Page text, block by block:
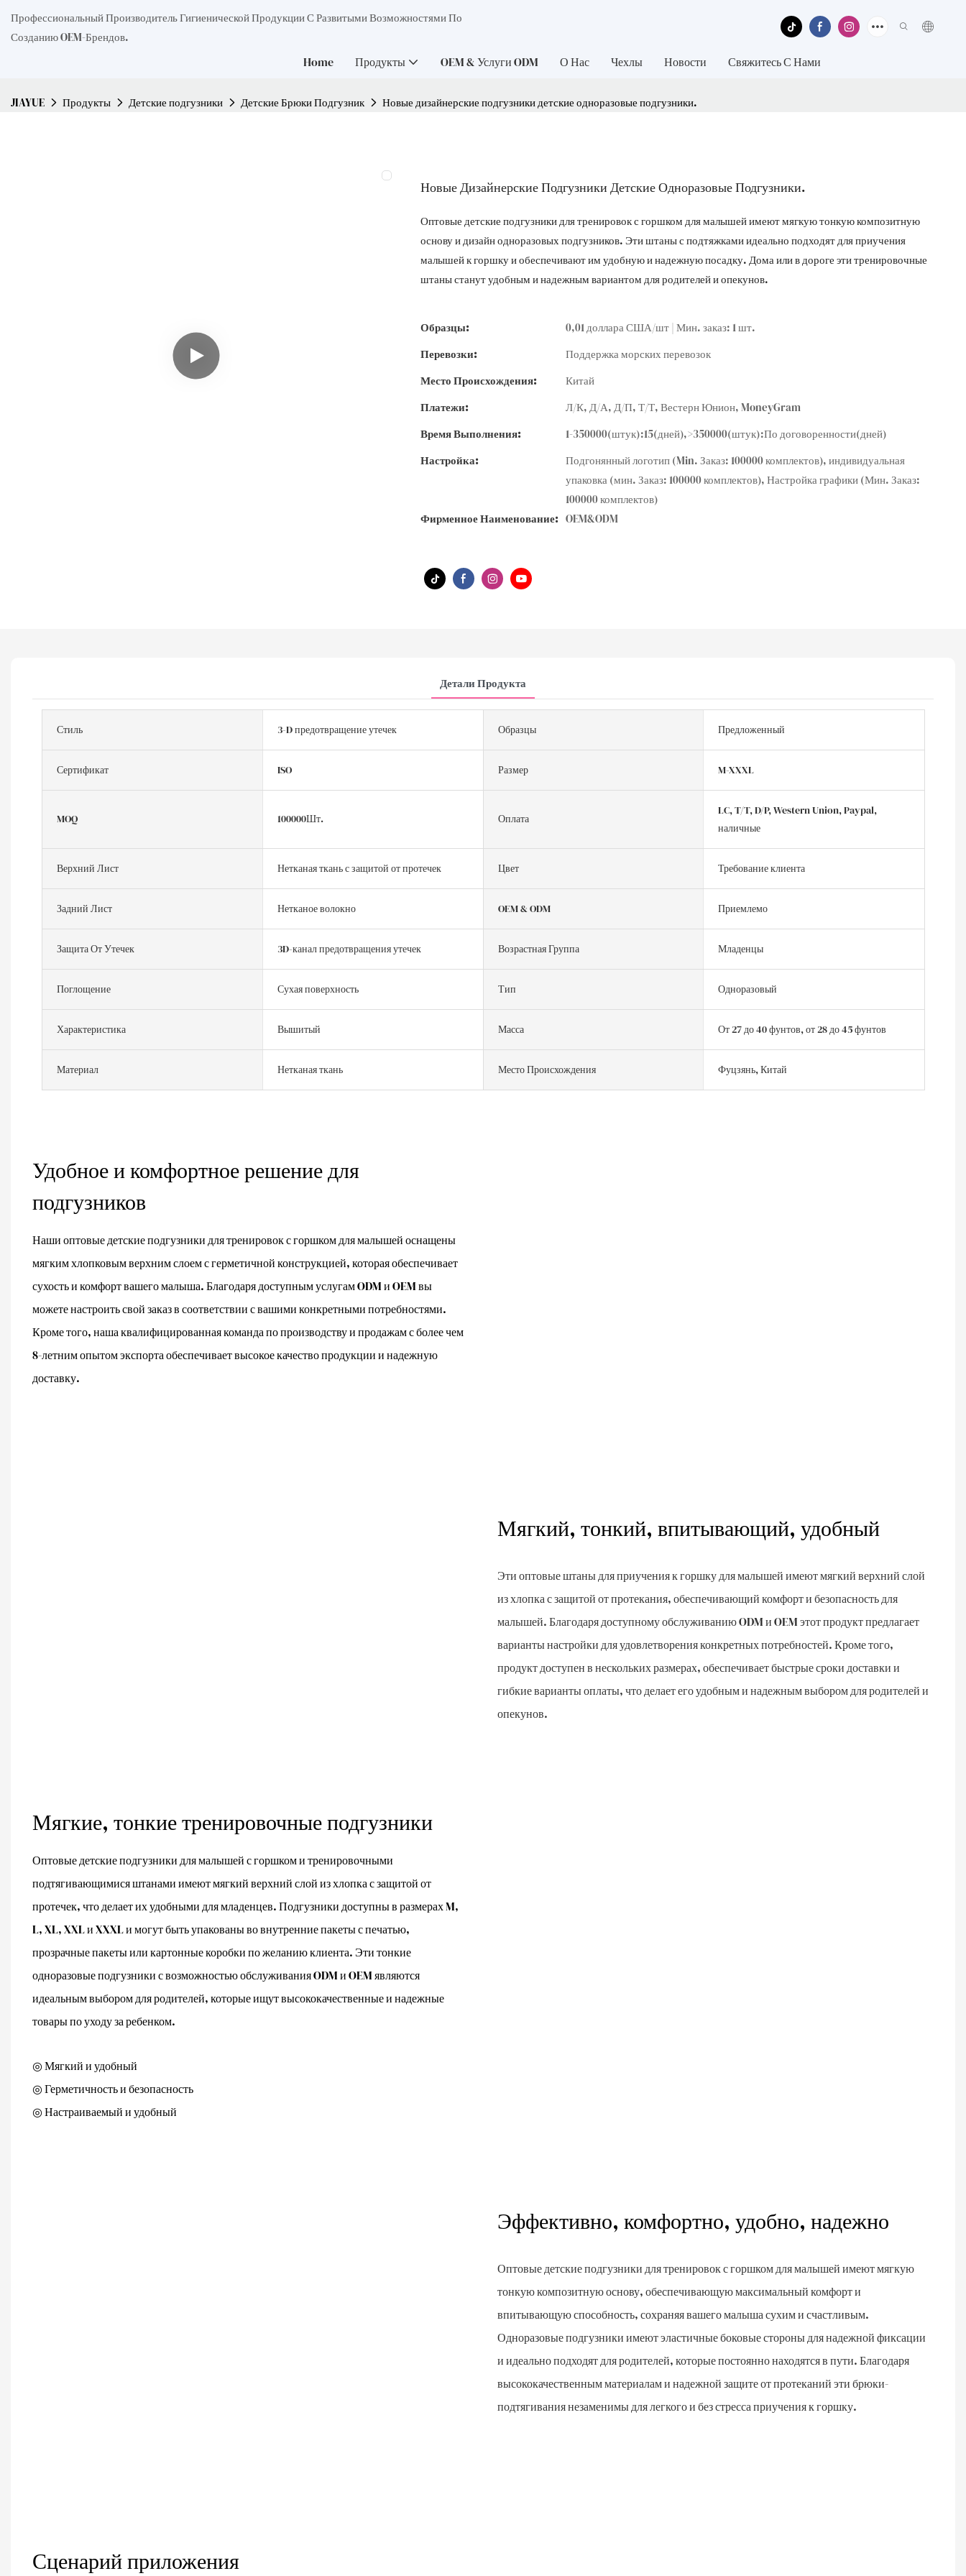
Профессиональный Производитель Гигиенической Продукции С Развитыми Возможностями По
Созданию OEM-Брендов.
Home Продукты OEM & Услуги ODM О Нас Чехлы Новости Свяжитесь С Нами
JIAYUE Продукты Детские подгузники Детские Брюки Подгузник Новые дизайнерские подгузники детские одноразовые подгузники.
Новые Дизайнерские Подгузники Детские Одноразовые Подгузники.
Оптовые детские подгузники для тренировок с горшком для малышей имеют мягкую тонкую композитную
основу и дизайн одноразовых подгузников. Эти штаны с подтяжками идеально подходят для приучения
малышей к горшку и обеспечивают им удобную и надежную посадку. Дома или в дороге эти тренировочные
штаны станут удобным и надежным вариантом для родителей и опекунов.
Образцы:
0,01 доллара США/шт | Мин. заказ: 1 шт.
Перевозки:
Поддержка морских перевозок
Место Происхождения:
Китай
Платежи:
Л/К, Д/А, Д/П, Т/Т, Вестерн Юнион, MoneyGram
Время Выполнения:
1-350000(штук):15(дней),>350000(штук):По договоренности(дней)
Настройка:
Подгонянный логотип (Min. Заказ: 100000 комплектов), индивидуальная
упаковка (мин. Заказ: 100000 комплектов), Настройка графики (Мин. Заказ:
100000 комплектов)
Фирменное Наименование: OEM&ODM
Детали Продукта
Стиль 3-D предотвращение утечек Образцы Предложенный
Сертификат ISO Размер M-XXXL
MOQ 100000Шт. Оплата
LC, T/T, D/P, Western Union, Paypal,
наличные
Верхний Лист Нетканая ткань с защитой от протечек Цвет Требование клиента
Задний Лист Нетканое волокно OEM & ODM Приемлемо
Защита От Утечек 3D-канал предотвращения утечек Возрастная Группа Младенцы
Поглощение Сухая поверхность Тип Одноразовый
Характеристика Вышитый Масса От 27 до 40 фунтов, от 28 до 45 фунтов
Материал Нетканая ткань Место Происхождения Фуцзянь, Китай
Удобное и комфортное решение для
подгузников
Наши оптовые детские подгузники для тренировок с горшком для малышей оснащены
мягким хлопковым верхним слоем с герметичной конструкцией, которая обеспечивает
сухость и комфорт вашего малыша. Благодаря доступным услугам ODM и OEM вы
можете настроить свой заказ в соответствии с вашими конкретными потребностями.
Кроме того, наша квалифицированная команда по производству и продажам с более чем
8-летним опытом экспорта обеспечивает высокое качество продукции и надежную
доставку.
Мягкий, тонкий, впитывающий, удобный
Эти оптовые штаны для приучения к горшку для малышей имеют мягкий верхний слой
из хлопка с защитой от протекания, обеспечивающий комфорт и безопасность для
малышей. Благодаря доступному обслуживанию ODM и OEM этот продукт предлагает
варианты настройки для удовлетворения конкретных потребностей. Кроме того,
продукт доступен в нескольких размерах, обеспечивает быстрые сроки доставки и
гибкие варианты оплаты, что делает его удобным и надежным выбором для родителей и
опекунов.
Мягкие, тонкие тренировочные подгузники
Оптовые детские подгузники для малышей с горшком и тренировочными
подтягивающимися штанами имеют мягкий верхний слой из хлопка с защитой от
протечек, что делает их удобными для младенцев. Подгузники доступны в размерах M,
L, XL, XXL и XXXL и могут быть упакованы во внутренние пакеты с печатью,
прозрачные пакеты или картонные коробки по желанию клиента. Эти тонкие
одноразовые подгузники с возможностью обслуживания ODM и OEM являются
идеальным выбором для родителей, которые ищут высококачественные и надежные
товары по уходу за ребенком.
◎ Мягкий и удобный
◎ Герметичность и безопасность
◎ Настраиваемый и удобный
Эффективно, комфортно, удобно, надежно
Оптовые детские подгузники для тренировок с горшком для малышей имеют мягкую
тонкую композитную основу, обеспечивающую максимальный комфорт и
впитывающую способность, сохраняя вашего малыша сухим и счастливым.
Одноразовые подгузники имеют эластичные боковые стороны для надежной фиксации
и идеально подходят для родителей, которые постоянно находятся в пути. Благодаря
высококачественным материалам и надежной защите от протеканий эти брюки-
подтягивания незаменимы для легкого и без стресса приучения к горшку.
Сценарий приложения